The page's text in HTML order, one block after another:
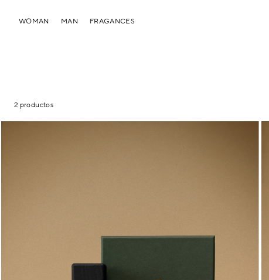
WOMAN MAN FRAGANCES
2 productos